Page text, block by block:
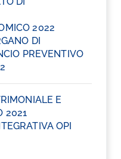
2022
DI
PREVENTIVO
E
2021
OPI